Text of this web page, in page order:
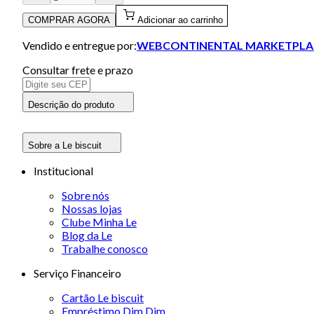
COMPRAR AGORA Adicionar ao carrinho
Vendido e entregue por:WEBCONTINENTAL
Consultar frete e prazo
Descrição do produto
Sobre a Le biscuit
Institucional
Sobre nós
Nossas lojas
Clube Minha Le
Blog da Le
Trabalhe conosco
Serviço Financeiro
Cartão Le biscuit
Empréstimo Dim Dim